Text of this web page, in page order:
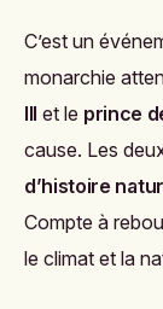
C’est un
monarchie
III et le prince
cause. Les
d’histoire
Compte à
le climat et la